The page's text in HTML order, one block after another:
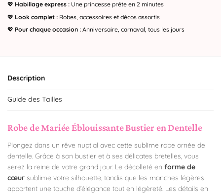
💖 Habillage express : Une princesse prête en 2 minutes
💖 Look complet : Robes, accessoires et décos assortis
💖 Pour chaque occasion : Anniversaire, carnaval, tous les jours
Description
Guide des Tailles
Robe de Mariée Éblouissante Bustier en Dentelle
Plongez dans un rêve nuptial avec cette sublime robe ornée de
dentelle. Grâce à son bustier et à ses délicates bretelles, vous
serez la reine de votre grand jour. Le décolleté en forme de
cœur sublime votre silhouette, tandis que les manches légères
apportent une touche d’élégance tout en légèreté. Les détails en